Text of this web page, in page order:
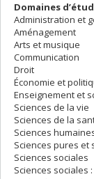
Domaines
Administration et
Aménagement
Arts et musique
Communication
Droit
Économie et
Enseignement et
Sciences de la vie
Sciences de la
Sciences
Sciences pures et
Sciences sociales
Sciences sociales